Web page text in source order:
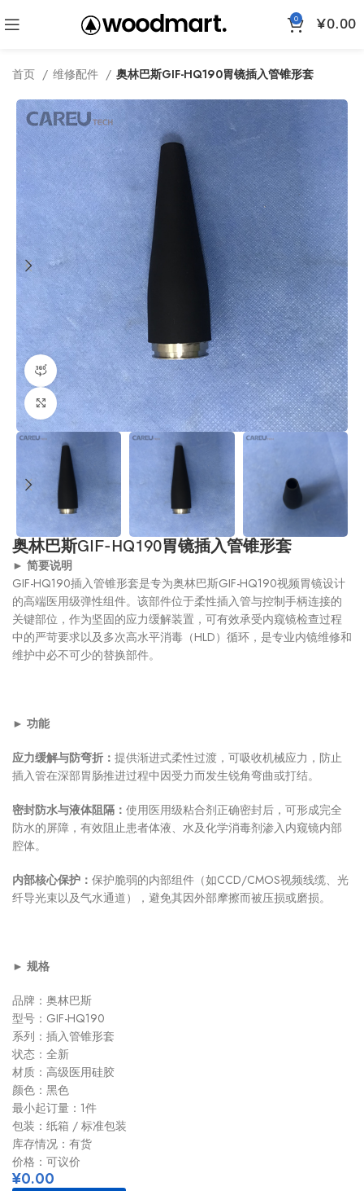
0 ¥0.00
首页 维修配件 奥林巴斯GIF-HQ190胃镜插入管锥形套
360产品视图
点击放大
奥林巴斯GIF-HQ190胃镜插入管锥形套
► 简要说明
GIF-HQ190插入管锥形套是专为奥林巴斯GIF-HQ190视频胃镜设计
的高端医用级弹性组件。该部件位于柔性插入管与控制手柄连接的
关键部位，作为坚固的应力缓解装置，可有效承受内窥镜检查过程
中的严苛要求以及多次高水平消毒（HLD）循环，是专业内镜维修和
维护中必不可少的替换部件。
►功能
应力缓解与防弯折：提供渐进式柔性过渡，可吸收机械应力，防止
插入管在深部胃肠推进过程中因受力而发生锐角弯曲或打结。
密封防水与液体阻隔：使用医用级粘合剂正确密封后，可形成完全
防水的屏障，有效阻止患者体液、水及化学消毒剂渗入内窥镜内部
腔体。
内部核心保护：保护脆弱的内部组件（如CCD/CMOS视频线缆、光
纤导光束以及气水通道），避免其因外部摩擦而被压损或磨损。
► 规格
品牌：奥林巴斯
型号：GIF-HQ190
系列：插入管锥形套
状态：全新
材质：高级医用硅胶
颜色：黑色
最小起订量：1件
包装：纸箱 / 标准包装
库存情况：有货
价格：可议价
¥0.00